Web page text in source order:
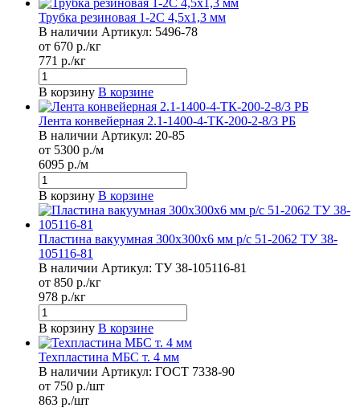
Трубка резиновая 1-2С 4,5х1,3 мм
В наличии Артикул: 5496-78
от 670 р./кг
771 р./кг
В корзину В корзине
Лента конвейерная 2.1-1400-4-ТК-200-2-8/3 РБ
В наличии Артикул: 20-85
от 5300 р./м
6095 р./м
В корзину В корзине
Пластина вакуумная 300х300х6 мм р/с 51-2062 ТУ 38-
105116-81
В наличии Артикул: ТУ 38-105116-81
от 850 р./кг
978 р./кг
В корзину В корзине
Техпластина МБС т. 4 мм
В наличии Артикул: ГОСТ 7338-90
от 750 р./шт
863 р./шт